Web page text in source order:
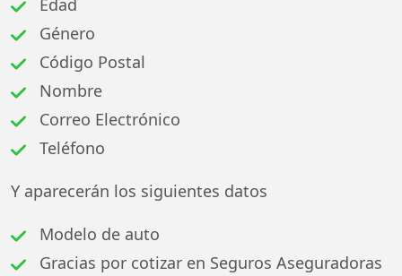
Edad
Género
Código Postal
Nombre
Correo Electrónico
Teléfono
Y aparecerán los siguientes datos
Modelo de auto
Gracias por cotizar en Seguros Aseguradoras